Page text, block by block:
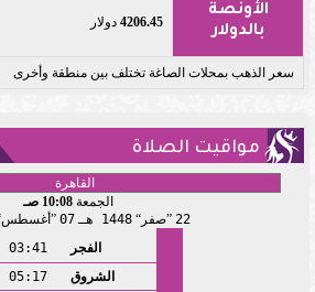
الأونصة
بالدولار
4206.45 دولار
سعر الذهب بمحلات الصاغة تختلف بين منطقة وأخرى
مواقيت الصلاة
الجمعة 10:08 صـ
22 صفر 1448 هـ 07 أغسطس
الفجر
03:41
الشروق
05:17